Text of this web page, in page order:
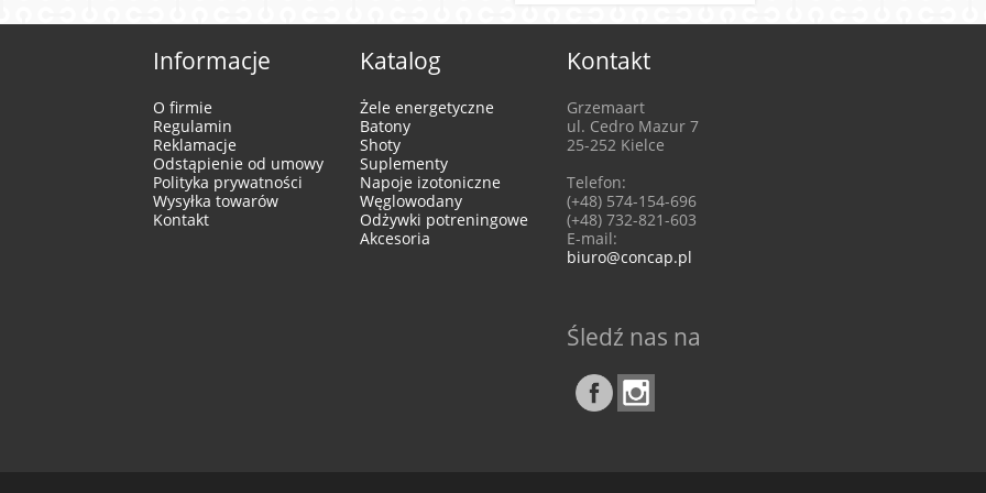
Informacje
O firmie
Regulamin
Reklamacje
Odstąpienie od umowy
Polityka prywatności
Wysyłka towarów
Kontakt
Katalog
Żele energetyczne
Batony
Shoty
Suplementy
Napoje izotoniczne
Węglowodany
Odżywki potreningowe
Akcesoria
Kontakt
Grzemaart
ul. Cedro Mazur 7
25-252 Kielce
Telefon:
(+48) 574-154-696
(+48) 732-821-603
E-mail:
biuro@concap.pl
Śledź nas na